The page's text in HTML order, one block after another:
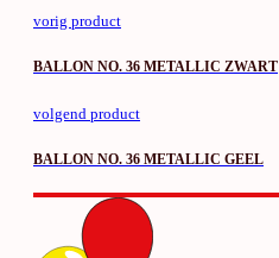
vorig product
BALLON NO. 36 METALLIC ZWART
volgend product
BALLON NO. 36 METALLIC GEEL